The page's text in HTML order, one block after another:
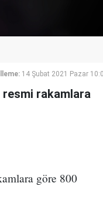
14 Şubat 2021 Pazar
resmi rakamlara
göre 800